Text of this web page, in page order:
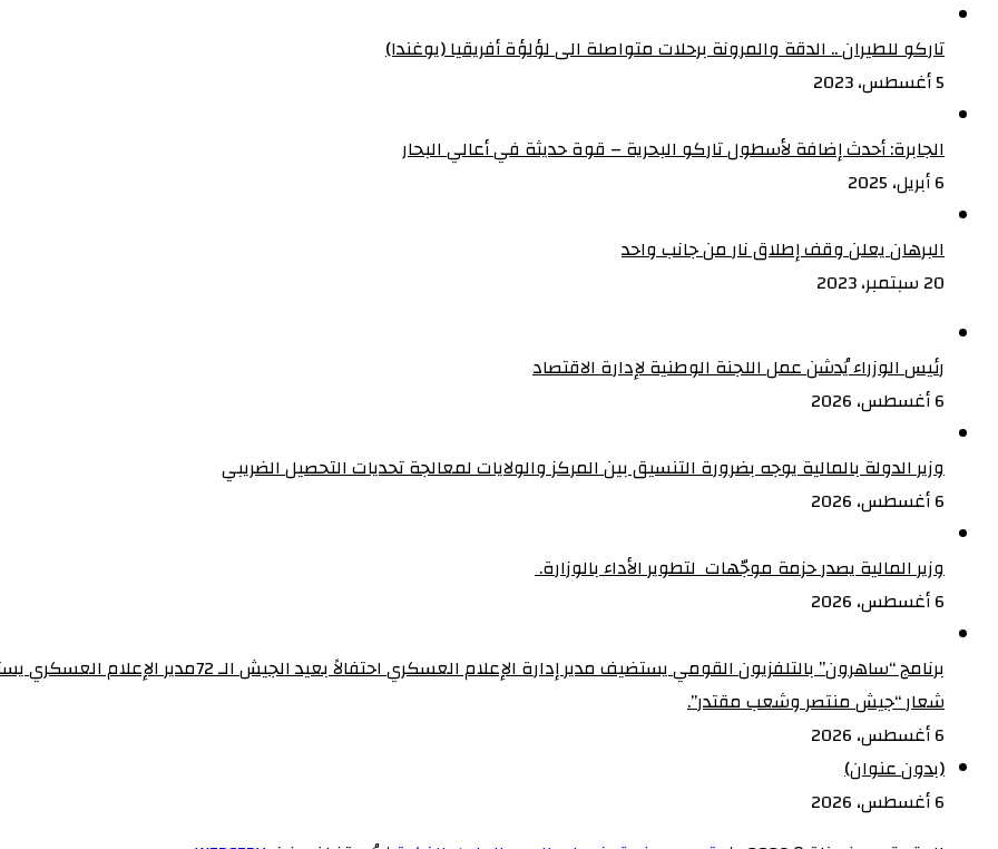
تاركو للطيران .. الدقة والمرونة برحلات متواصلة الى لؤلؤة أفريقيا (يوغندا)
5 أغسطس، 2023
الجابرة: أحدث إضافة لأسطول تاركو البحرية – قوة حديثة في أعالي البحار
6 أبريل، 2025
البرهان يعلن وقف إطلاق نار من جانب واحد
20 سبتمبر، 2023
رئيس الوزراء يُدشن عمل اللجنة الوطنية لإدارة الاقتصاد
6 أغسطس، 2026
وزير الدولة بالمالية يوجه بضرورة التنسيق بين المركز والولايات لمعالجة تحديات التحصيل الضريبي‏
6 أغسطس، 2026
وزير المالية يصدر حزمة موجّهات لتطوير الأداء بالوزارة. ‏
6 أغسطس، 2026
برنامج “ساهرون” بالتلفزيون القومي يستضيف مدير
شعار “جيش منتصر وشعب مقتدر”.
6 أغسطس، 2026
(بدون عنوان)
6 أغسطس، 2026